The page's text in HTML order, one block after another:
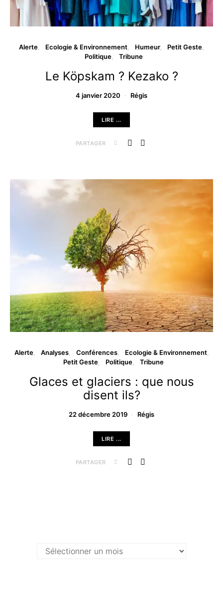
Alerte Ecologie & Environnement Humeur
Petit Geste
Politique
Tribune
Le Köpskam ? Kezako ?
4 janvier 2020 Régis
LIRE ...
PARTAGER
Alerte Analyses Conférences
Ecologie & Environnement
Petit Geste
Politique Tribune
Glaces et glaciers : que nous
disent ils?
22 décembre 2019 Régis
LIRE ...
PARTAGER
Archives